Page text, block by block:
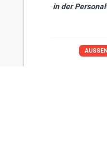
in der